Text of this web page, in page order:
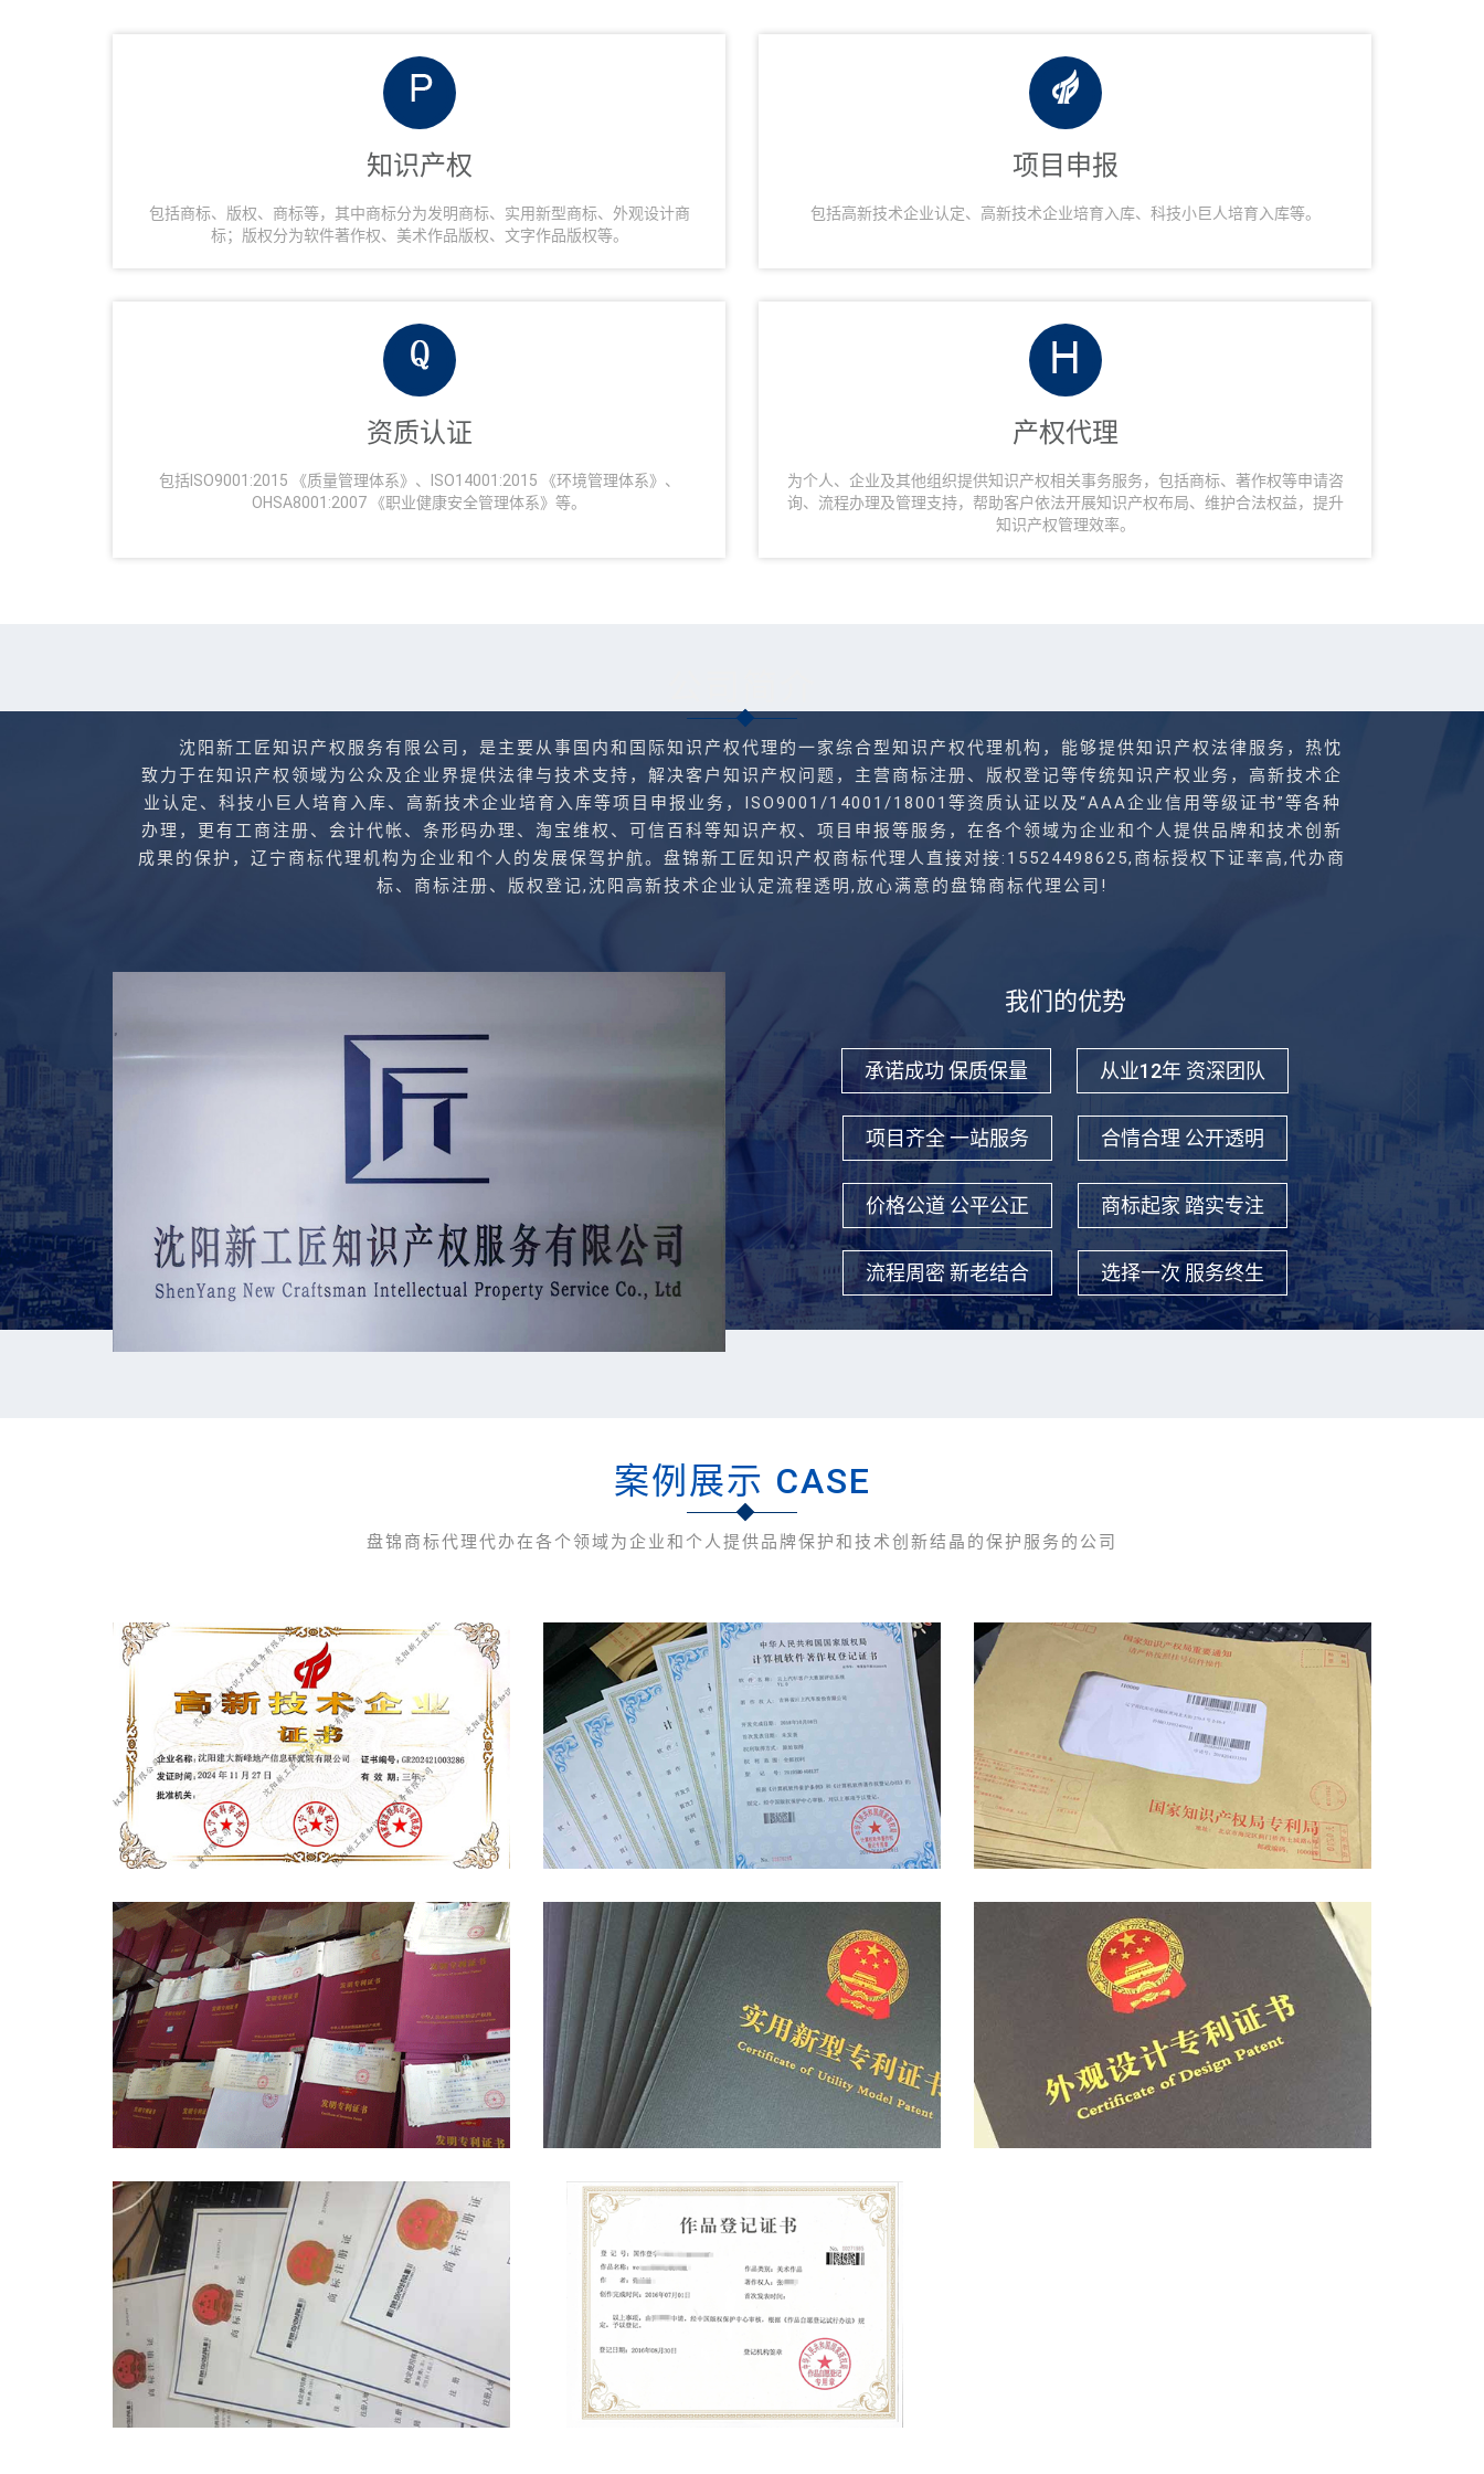
知识产权
包括商标、版权、商标等，其中商标分为发明商标、实用新型商标、外观设计商
标；版权分为软件著作权、美术作品版权、文字作品版权等。
项目申报
包括高新技术企业认定、高新技术企业培育入库、科技小巨人培育入库等。
资质认证
包括ISO9001:2015 《质量管理体系》、ISO14001:2015 《环境管理体系》、
OHSA8001:2007 《职业健康安全管理体系》等。
产权代理
为个人、企业及其他组织提供知识产权相关事务服务，包括商标、著作权等申请咨
询、流程办理及管理支持，帮助客户依法开展知识产权布局、维护合法权益，提升
知识产权管理效率。
沈阳新工匠知识产权服务有限公司，是主要从事国内和国际知识产权代理的一家综合型知识产权代理机构，能够提供知识产权法律服务，热忱
致力于在知识产权领域为公众及企业界提供法律与技术支持，解决客户知识产权问题，主营商标注册、版权登记等传统知识产权业务，高新技术企
业认定、科技小巨人培育入库、高新技术企业培育入库等项目申报业务，ISO9001/14001/18001等资质认证以及“AAA企业信用等级证书”等各种
办理，更有工商注册、会计代帐、条形码办理、淘宝维权、可信百科等知识产权、项目申报等服务，在各个领域为企业和个人提供品牌和技术创新
成果的保护，辽宁商标代理机构为企业和个人的发展保驾护航。盘锦新工匠知识产权商标代理人直接对接:15524498625,商标授权下证率高,代办商
标、商标注册、版权登记,沈阳高新技术企业认定流程透明,放心满意的盘锦商标代理公司!
我们的优势
承诺成功 保质保量 从业12年 资深团队
项目齐全 一站服务 合情合理 公开透明
价格公道 公平公正 商标起家 踏实专注
流程周密 新老结合 选择一次 服务终生
案例展示 CASE
盘锦商标代理代办在各个领域为企业和个人提供品牌保护和技术创新结晶的保护服务的公司